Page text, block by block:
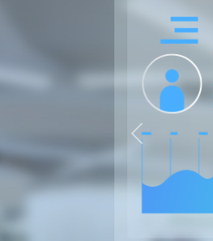
Previous